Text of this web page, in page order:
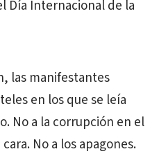
Día Internacional de la
las manifestantes
en los que se leía
No a la corrupción en el
No a los apagones.